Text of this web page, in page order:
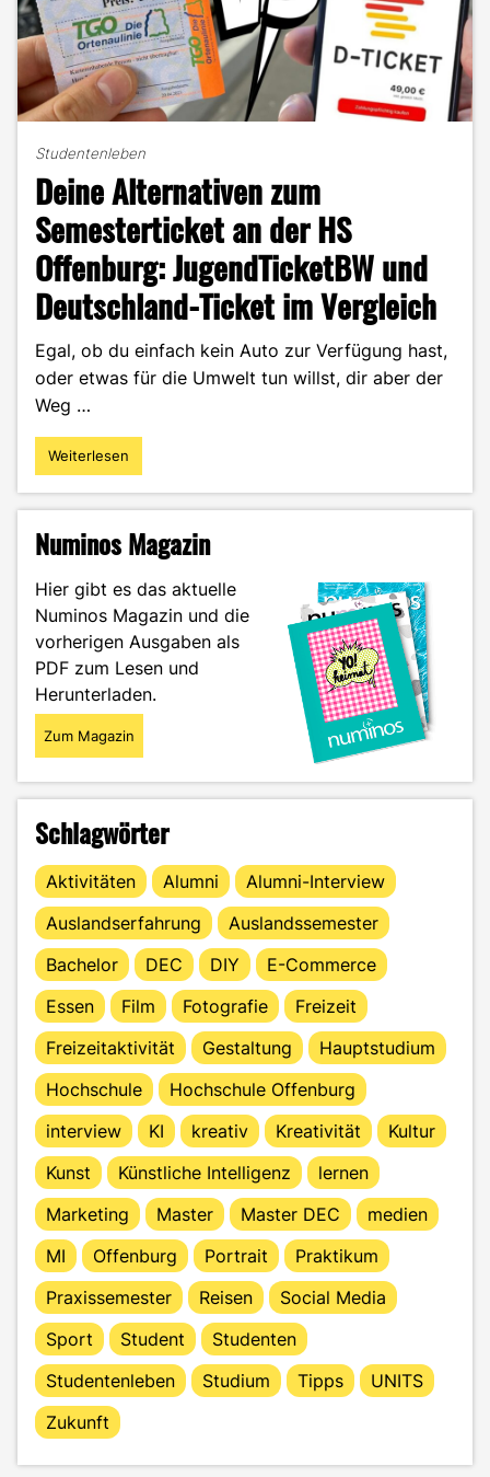
Studentenleben
Deine Alternativen zum
Semesterticket an der HS
Offenburg: JugendTicketBW und
Deutschland-Ticket im Vergleich
Egal, ob du einfach kein Auto zur Verfügung hast,
oder etwas für die Umwelt tun willst, dir aber der
Weg …
"Deine
Alternativen
an
HS
Offenburg:
JugendTicketBW
und
Deutschland-
Ticket
im
Vergleich"
Weiterlesen
Numinos Magazin
Hier gibt es das aktuelle
Numinos Magazin und die
vorherigen Ausgaben als
PDF zum Lesen und
Herunterladen.
Zum Magazin
Schlagwörter
Aktivitäten Alumni
Alumni-Interview
Auslandserfahrung
Auslandssemester
Bachelor
DEC DIY
E-Commerce
Essen
Film Fotografie
Freizeit
Freizeitaktivität
Gestaltung
Hauptstudium
Hochschule
Hochschule Offenburg
interview
KI kreativ Kreativität
Kultur
Kunst
Künstliche Intelligenz
lernen
Marketing
Master Master DEC
medien
MI
Offenburg Portrait
Praktikum
Praxissemester
Reisen
Social Media
Sport
Student
Studenten
Studentenleben
Studium Tipps
UNITS
Zukunft